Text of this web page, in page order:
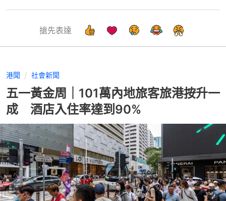
搶先表達
港聞 社會新聞
五一黃金周｜101萬內地旅客旅港按升一
成 酒店入住率達到90%